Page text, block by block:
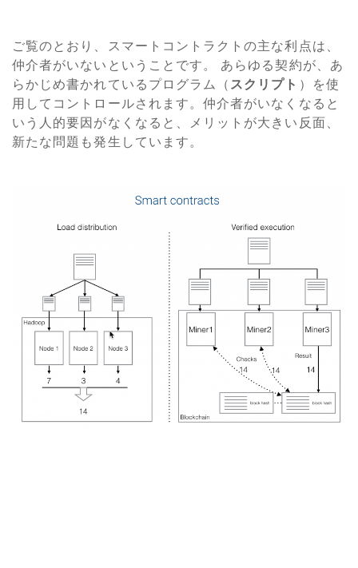
ご覧のとおり、スマートコントラクトの主な利点は、
仲介者がいないということです。 あらゆる契約が、あ
らかじめ書かれているプログラム（ スクリプト ）を使
用してコントロールされます。仲介者がいなくなると
いう人的要因がなくなると、メリットが大きい反面、
新たな問題も発生しています。